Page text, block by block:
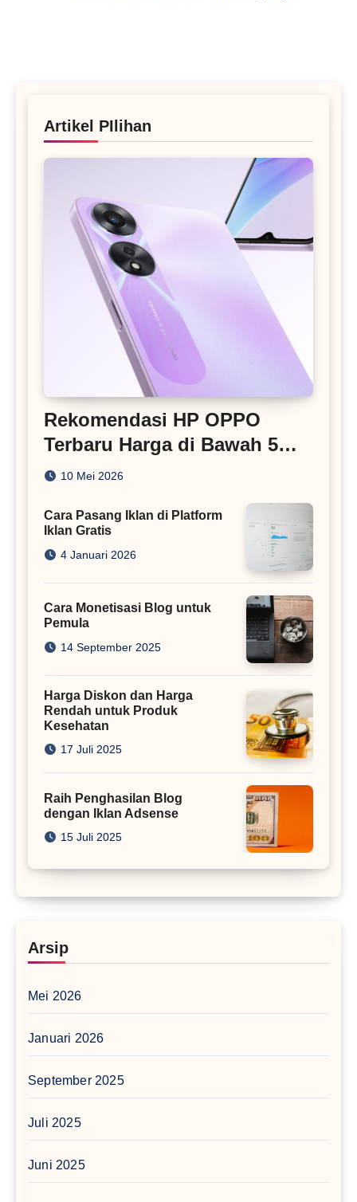
Artikel PIlihan
Rekomendasi HP OPPO
Terbaru Harga di Bawah 5
Juta
10 Mei 2026
Cara Pasang Iklan di Platform
Iklan Gratis
4 Januari 2026
Cara Monetisasi Blog untuk
Pemula
14 September 2025
Harga Diskon dan Harga
Rendah untuk Produk
Kesehatan
17 Juli 2025
Raih Penghasilan Blog
dengan Iklan Adsense
15 Juli 2025
Arsip
Mei 2026
Januari 2026
September 2025
Juli 2025
Juni 2025